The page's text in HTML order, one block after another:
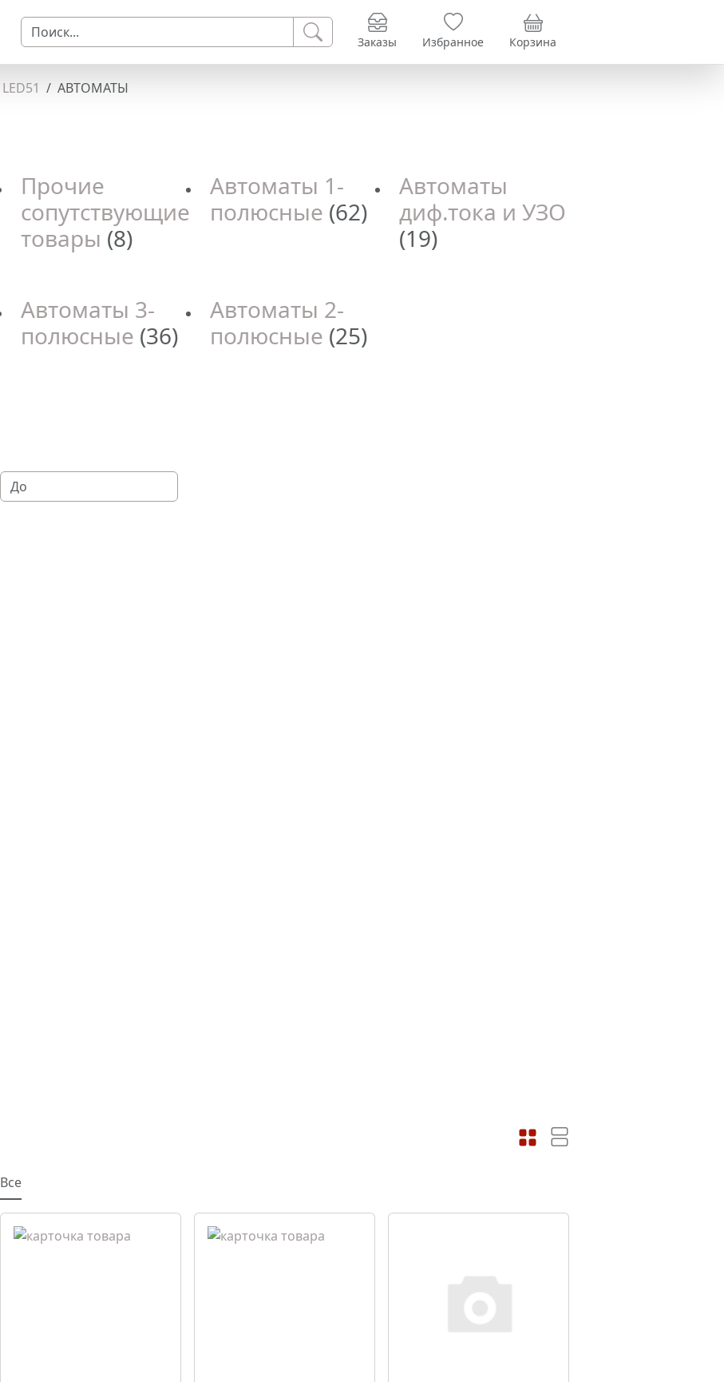
Заказы Избранное Корзина
LED51 АВТОМАТЫ
Прочие
сопутствующие
товары (8)
Автоматы 1-
полюсные (62)
Автоматы
диф.тока и УЗО
(19)
Автоматы 3-
полюсные (36)
Автоматы 2-
полюсные (25)
Все